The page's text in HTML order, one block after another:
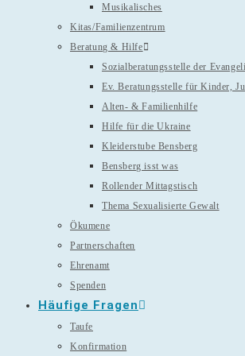
Musikalisches
Kitas/Familienzentrum
Beratung & Hilfe
Sozialberatungsstelle der
Ev. Beratungsstelle für Kinder,
Alten- & Familienhilfe
Hilfe für die Ukraine
Kleiderstube Bensberg
Bensberg isst was
Rollender Mittagstisch
Thema Sexualisierte Gewalt
Ökumene
Partnerschaften
Ehrenamt
Spenden
Häufige Fragen
Taufe
Konfirmation